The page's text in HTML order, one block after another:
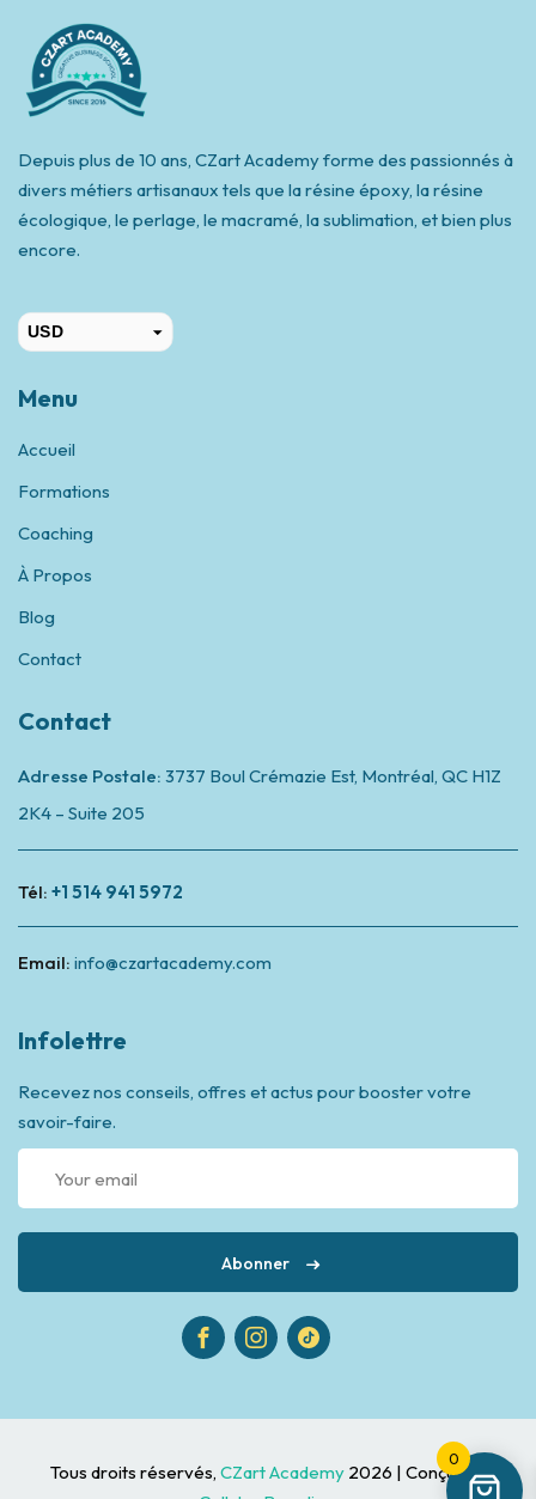
Depuis plus de 10 ans, CZart Academy forme des passionnés à
divers métiers artisanaux tels que la résine époxy, la résine
écologique, le perlage, le macramé, la sublimation, et bien plus
encore.
USD
Menu
Accueil
Formations
Coaching
À Propos
Blog
Contact
Contact
Adresse Postale: 3737 Boul Crémazie Est, Montréal, QC H1Z
2K4 – Suite 205
Tél: +1 514 941 5972
Email: info@czartacademy.com
Infolettre
Recevez nos conseils, offres et actus pour booster votre
savoir-faire.
Abonner
Tous droits réservés, CZart Academy 2026 | Conçu par
0